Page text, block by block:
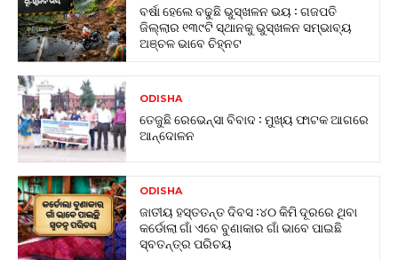
ବର୍ଷା ହେଲେ ବଢୁଛି ଭୁସ୍ଖଳନ ଭୟ : ଗଜପତି
ଜିଲ୍ଲାର ୧୩୯ଟି ସ୍ଥାନକୁ ଭୁସ୍ଖଳନ ସମ୍ଭାବ୍ୟ
ଅଞ୍ଚଳ ଭାବେ ଚିହ୍ନଟ
ODISHA
ତେଜୁଛି ରେଭେନ୍ସା ବିବାଦ : ମୁଖ୍ୟ ଫାଟକ ଆଗରେ
ଆନ୍ଦୋଳନ
ODISHA
ଜାତୀୟ ହସ୍ତତନ୍ତ ଦିବସ :୪୦ କିମି ଦୂରରେ ଥିବା
କର୍ଡୋଲା ଗାଁ ଏବେ ବୁଣାକାର ଗାଁ ଭାବେ ପାଇଛି
ସ୍ବତନ୍ତ୍ର ପରିଚୟ